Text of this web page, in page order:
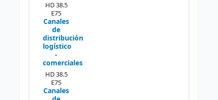
HD 38.5
E75
Canales
de
distribución
logístico
-
comerciales
HD 38.5
E75
Canales